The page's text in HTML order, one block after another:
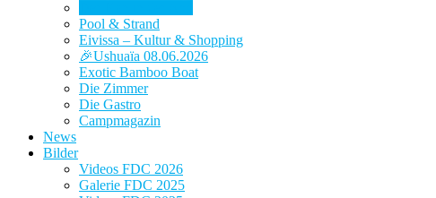
Pool & Strand
Eivissa – Kultur & Shopping
🎉Ushuaïa 08.06.2026
Exotic Bamboo Boat
Die Zimmer
Die Gastro
Campmagazin
News
Bilder
Videos FDC 2026
Galerie FDC 2025